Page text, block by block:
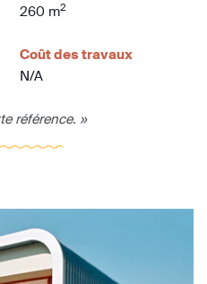
260 m2
Coût des travaux
N/A
référence. »